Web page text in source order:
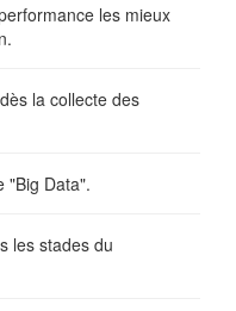
les mieux
la collecte des
"Big Data".
les stades du